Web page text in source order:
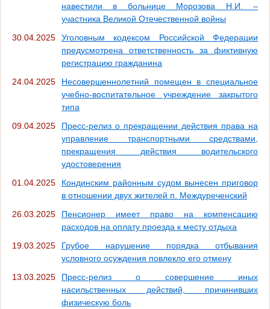
навестили в больнице Морозова Н.И. –
участника Великой Отечественной войны
30.04.2025
Уголовным кодексом Российской Федерации
предусмотрена ответственность за фиктивную
регистрацию гражданина
24.04.2025
Несовершеннолетний помещен в специальное
учебно-воспитательное учреждение закрытого
типа
09.04.2025
Пресс-релиз о прекращении действия права на
управление транспортными средствами,
прекращения действия водительского
удостоверения
01.04.2025
Кондинским районным судом вынесен приговор
в отношении двух жителей п. Междуреченский
26.03.2025
Пенсионер имеет право на компенсацию
расходов на оплату проезда к месту отдыха
19.03.2025
Грубое нарушение порядка отбывания
условного осуждения повлекло его отмену
13.03.2025
Пресс-релиз о совершение иных
насильственных действий, причинивших
физическую боль